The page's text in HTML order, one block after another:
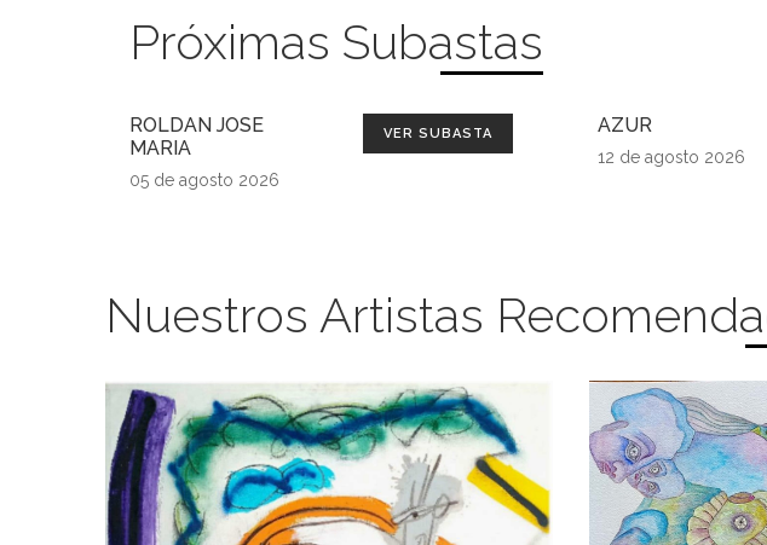
Próximas Subastas
ROLDAN JOSE
MARIA
05 de agosto 2026
VER SUBASTA AZUR
12 de agosto 2026
Nuestros Artistas